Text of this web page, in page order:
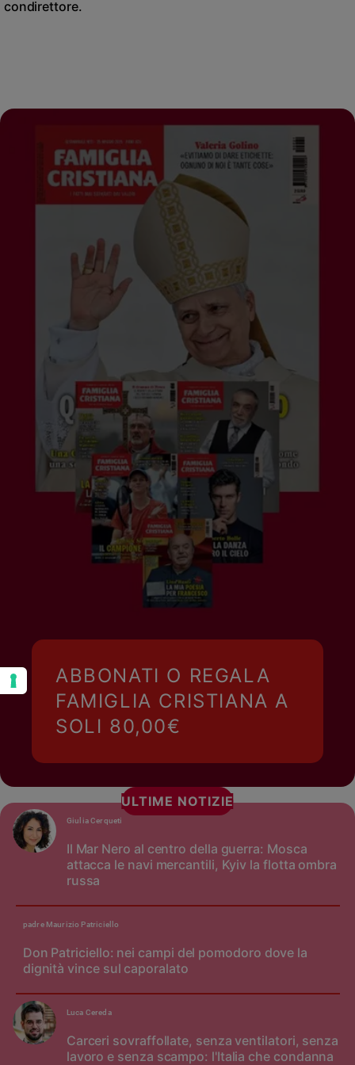
condirettore.
ABBONATI O REGALA
FAMIGLIA CRISTIANA A
SOLI 80,00€
ULTIME NOTIZIE
Il Mar Nero al centro della guerra: Mosca
attacca le navi mercantili, Kyiv la flotta ombra
russa
Giulia Cerqueti
Don Patriciello: nei campi del pomodoro dove la
dignità vince sul caporalato
padre Maurizio Patriciello
Carceri sovraffollate, senza ventilatori, senza
lavoro e senza scampo: l'Italia che condanna
Luca Cereda